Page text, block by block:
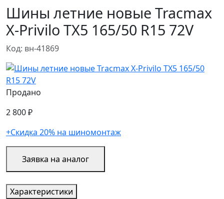
Шины летние новые Tracmax
X-Privilo TX5 165/50 R15 72V
Код: вн-41869
Продано
2 800 ₽
+Скидка 20% на шиномонтаж
Заявка на аналог
Характеристики